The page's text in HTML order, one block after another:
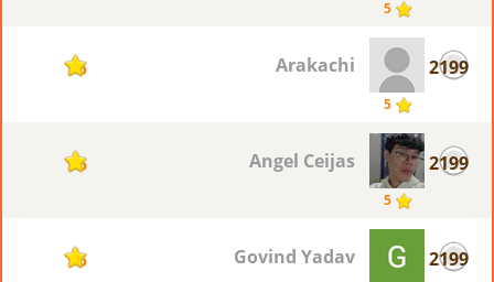
5
2199
5
Arakachi
5
2199
5
Angel Ceijas
5
2199
Govind Yadav
5